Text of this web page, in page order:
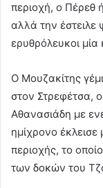
περιοχή, ο Πέρεθ
αλλά την έστειλε
ερυθρόλευκοι μία
Ο Μουζακίτης
στον Στρεφέτσα,
Αθανασιάδη με
ημίχρονο
περιοχής, το
των δοκών του